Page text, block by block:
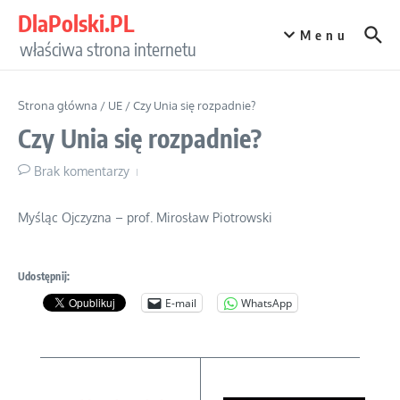
DlaPolski.PL
właściwa strona internetu
Menu
Strona główna / UE /Czy Unia się rozpadnie?
Czy Unia się rozpadnie?
Brak komentarzy
Myśląc Ojczyzna – prof. Mirosław Piotrowski
Udostępnij:
E-mail WhatsApp